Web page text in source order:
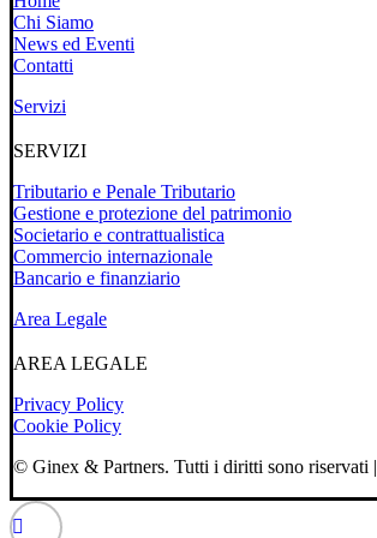
Chi Siamo
News ed Eventi
Contatti
Servizi
SERVIZI
Tributario e Penale Tributario
Gestione e protezione del patrimonio
Societario e contrattualistica
Commercio internazionale
Bancario e finanziario
Area Legale
AREA LEGALE
Privacy Policy
Cookie Policy
© Ginex & Partners. Tutti i diritti sono riservati |